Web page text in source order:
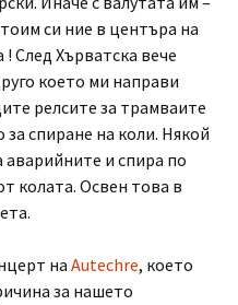
си ние в центъра на
След Хърватска вече
което ми направи
релсите за трамваите
за спиране на коли. Някой
аварийните и спира по
колата. Освен това в
на Autechre, което
за нашето